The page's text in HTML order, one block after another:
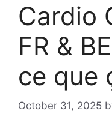
Cardio
FR &
ce que
October 31, 2025